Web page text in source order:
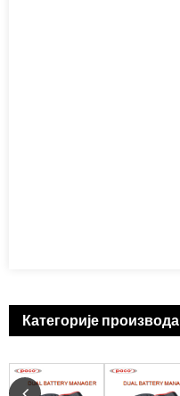
Категорије производа